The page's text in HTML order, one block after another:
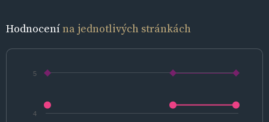
Hodnocenína jednotlivých stránkách
4
5